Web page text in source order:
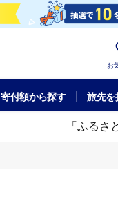
お
寄付額から探す 旅先を
「ふるさ